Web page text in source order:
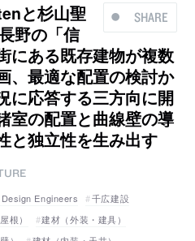
SHARE
と杉山聖
野の「信
にある既存建物が複数
、最適な配置の検討か
に応答する三方向に開
室の配置と曲線壁の導
と独立性を生み出す
Engineers
千広建設
根）
建材（外装・建具）